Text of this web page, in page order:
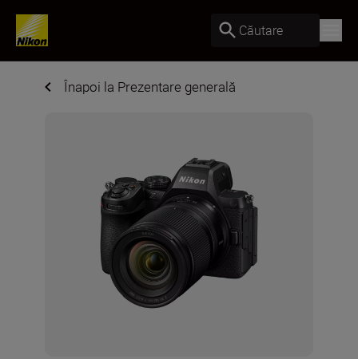
Căutare
Înapoi la Prezentare generală